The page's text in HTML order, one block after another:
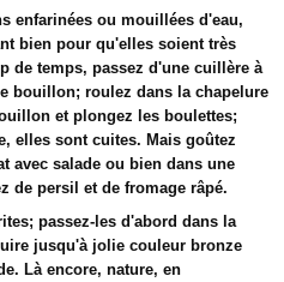
enfarinées ou mouillées d'eau,
bien pour qu'elles soient très
de temps, passez d'une cuillère à
bouillon; roulez dans la chapelure
et plongez les boulettes;
elles sont cuites. Mais goûtez
avec salade ou bien dans une
de persil et de fromage râpé.
passez-les d'abord dans la
jusqu'à jolie couleur bronze
Là encore, nature, en